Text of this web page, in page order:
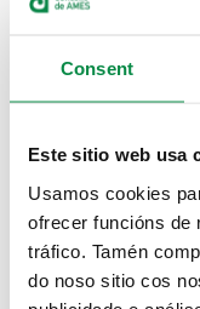
Consent
Este sitio web usa
Usamos cookies
ofrecer funcións de
tráfico. Tamén
do noso sitio cos
Decretos
Concejales